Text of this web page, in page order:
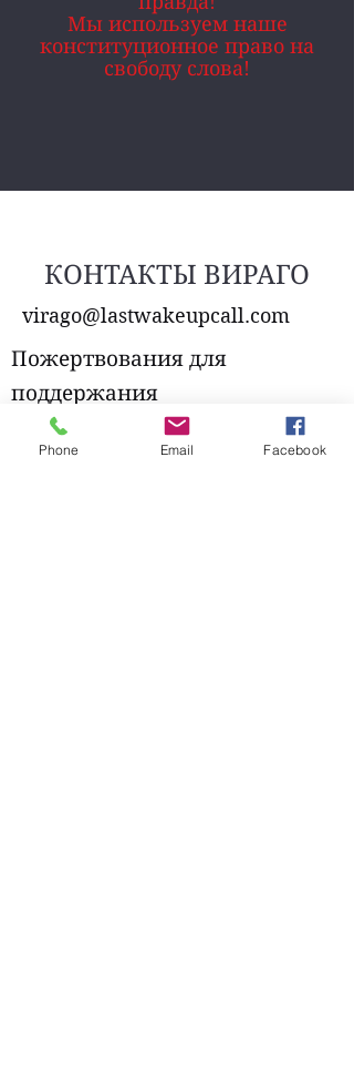
Мы используем наше
конституционное право на
свободу слова!
КОНТАКТЫ ВИРАГО
virago@lastwakeupcall.com
Пожертвования для
поддержания
работоспособности страницы.
Phone Email Facebook